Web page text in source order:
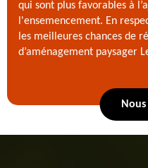
qui sont plus favorables à
l'ensemencement. En
les meilleures chances de
d’aménagement paysager